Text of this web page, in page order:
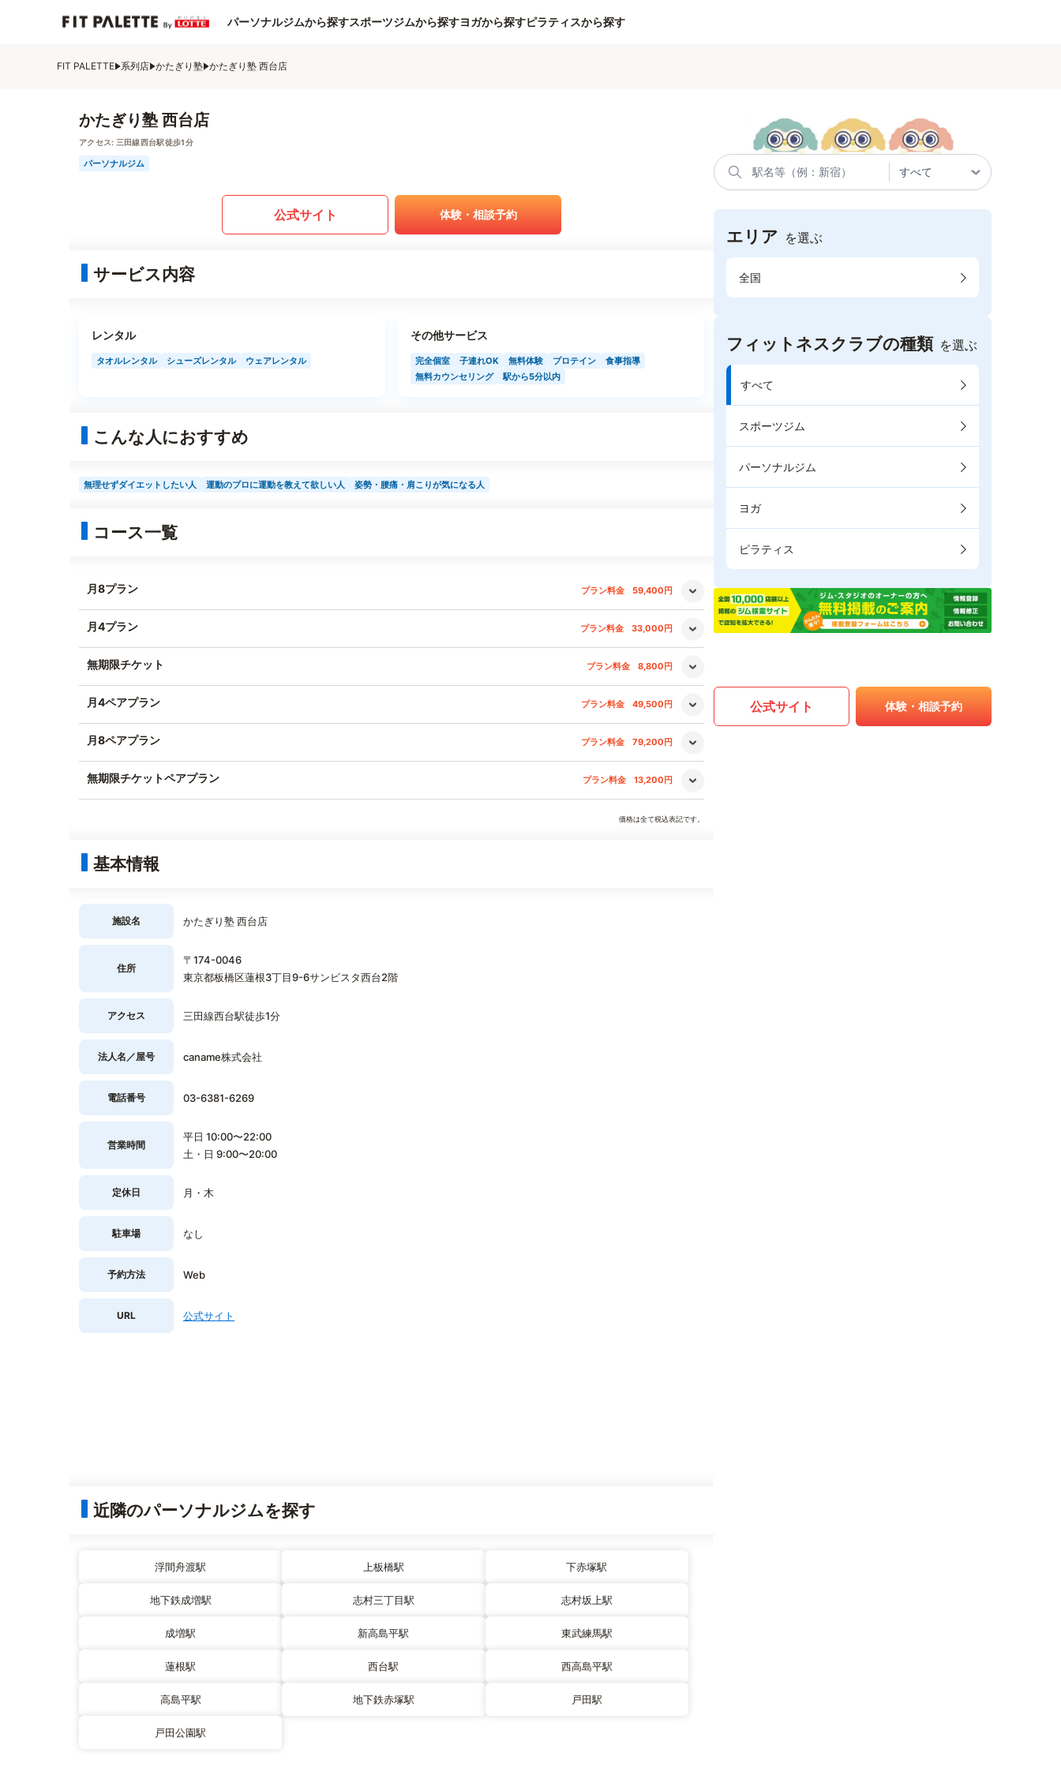
パーソナルジムから探すスポーツジムから探すヨガから探すピラティスから探す
FIT PALETTE 系列店 かたぎり塾 かたぎり塾 西台店
かたぎり塾 西台店
アクセス: 三田線西台駅徒歩1分
パーソナルジム
公式サイト 体験・相談予約
サービス内容
レンタル
タオルレンタル シューズレンタル ウェアレンタル
その他サービス
完全個室 子連れOK 無料体験 プロテイン
食事指導
無料カウンセリング
駅から5分以内
こんな人におすすめ
無理せずダイエットしたい人 運動のプロに運動を教えて欲しい人 姿勢・腰痛・肩こりが気になる人
コース一覧
月8プラン プラン料金 59,400円
月4プラン プラン料金 33,000円
無期限チケット プラン料金 8,800円
月4ペアプラン プラン料金 49,500円
月8ペアプラン プラン料金 79,200円
無期限チケットペアプラン プラン料金 13,200円
価格は全て税込表記です。
基本情報
施設名 かたぎり塾 西台店
住所
〒174-0046
東京都板橋区蓮根3丁目9-6サンビスタ西台2階
アクセス 三田線西台駅徒歩1分
法人名／屋号 caname株式会社
電話番号 03-6381-6269
営業時間
平日 10:00〜22:00
土・日 9:00〜20:00
定休日 月・木
駐車場 なし
予約方法 Web
URL 公式サイト
近隣のパーソナルジムを探す
浮間舟渡駅 上板橋駅 下赤塚駅
地下鉄成増駅 志村三丁目駅 志村坂上駅
成増駅 新高島平駅 東武練馬駅
蓮根駅 西台駅 西高島平駅
高島平駅 地下鉄赤塚駅 戸田駅
戸田公園駅
エリア を選ぶ
全国
フィットネスクラブの種類 を選ぶ
すべて
スポーツジム
パーソナルジム
ヨガ
ピラティス
公式サイト 体験・相談予約